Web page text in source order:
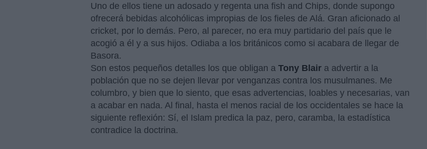
Uno de ellos tiene un adosado y regenta una fish and Chips, donde supongo
ofrecerá bebidas alcohólicas impropias de los fieles de Alá. Gran aficionado al
cricket, por lo demás. Pero, al parecer, no era muy partidario del país que le
acogió a él y a sus hijos. Odiaba a los británicos como si acabara de llegar de
Basora.
Son estos pequeños detalles los que obligan a Tony Blair a advertir a la
población que no se dejen llevar por venganzas contra los musulmanes. Me
columbro, y bien que lo siento, que esas advertencias, loables y necesarias, van
a acabar en nada. Al final, hasta el menos racial de los occidentales se hace la
siguiente reflexión: Sí, el Islam predica la paz, pero, caramba, la estadística
contradice la doctrina.